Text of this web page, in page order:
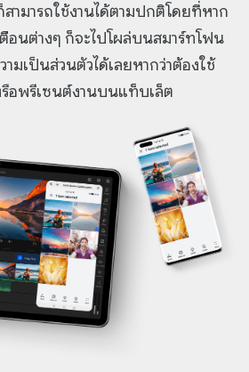
ามารถใช้งานได้ตามปกติโดยที่หาก
ตือนต่างๆ ก็จะไปโผล่บนสมาร์ทโฟน
ามเป็นส่วนตัวได้เลยหากว่าต้องใช้
อพรีเซนต์งานบนแท็บเล็ต